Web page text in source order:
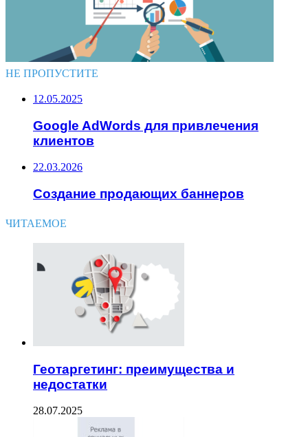
НЕ ПРОПУСТИТЕ
12.05.2025
Google AdWords для привлечения
клиентов
22.03.2026
Создание продающих баннеров
ЧИТАЕМОЕ
Геотаргетинг: преимущества и
недостатки
28.07.2025